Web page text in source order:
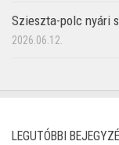
Szieszta-polc nyári
2026.06.12.
LEGUTÓBBI